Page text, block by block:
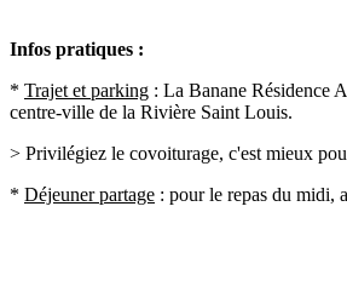
Infos pratiques :
* Trajet et parking : La Banane Résidence
centre-ville de la Rivière Saint Louis.
> Privilégiez le covoiturage, c'est mieux
* Déjeuner partage : pour le repas du midi,